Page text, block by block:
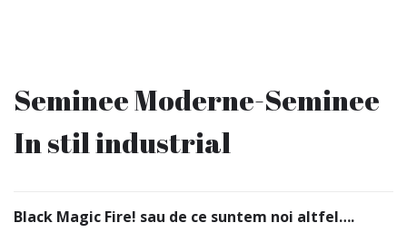
Seminee Moderne-Seminee
In stil industrial
Black Magic Fire! sau de ce suntem noi altfel….